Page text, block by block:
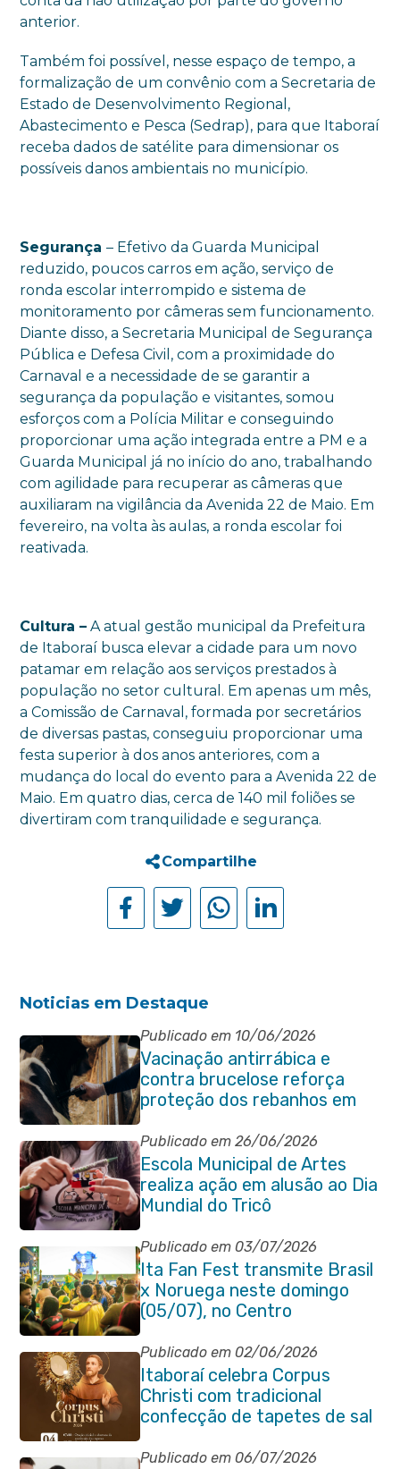
anterior.
Também foi possível, nesse espaço de tempo, a
formalização de um convênio com a Secretaria de
Estado de Desenvolvimento Regional,
Abastecimento e Pesca (Sedrap), para que Itaboraí
receba dados de satélite para dimensionar os
possíveis danos ambientais no município.
Segurança– Efetivo da Guarda Municipal
reduzido, poucos carros em ação, serviço de
ronda escolar interrompido e sistema de
monitoramento por câmeras sem funcionamento.
Diante disso, a Secretaria Municipal de Segurança
Pública e Defesa Civil, com a proximidade do
Carnaval e a necessidade de se garantir a
segurança da população e visitantes, somou
esforços com a Polícia Militar e conseguindo
proporcionar uma ação integrada entre a PM e a
Guarda Municipal já no início do ano, trabalhando
com agilidade para recuperar as câmeras que
auxiliaram na vigilância da Avenida 22 de Maio. Em
fevereiro, na volta às aulas, a ronda escolar foi
reativada.
Cultura – A atual gestão municipal da Prefeitura
de Itaboraí busca elevar a cidade para um novo
patamar em relação aos serviços prestados à
população no setor cultural. Em apenas um mês,
a Comissão de Carnaval, formada por secretários
de diversas pastas, conseguiu proporcionar uma
festa superior à dos anos anteriores, com a
mudança do local do evento para a Avenida 22 de
Maio. Em quatro dias, cerca de 140 mil foliões se
divertiram com tranquilidade e segurança.
Compartilhe
Noticias em Destaque
Publicado em 10/06/2026
Vacinação antirrábica e
contra brucelose reforça
proteção dos rebanhos em
propriedades rurais de
Itaboraí
Publicado em 26/06/2026
Escola Municipal de Artes
realiza ação em alusão ao Dia
Mundial do Tricô
Publicado em 03/07/2026
Ita Fan Fest transmite Brasil
x Noruega neste domingo
(05/07), no Centro
Publicado em 02/06/2026
Itaboraí celebra Corpus
Christi com tradicional
confecção de tapetes de sal
e programação religiosa na
Avenida 22 de Maio
Publicado em 06/07/2026